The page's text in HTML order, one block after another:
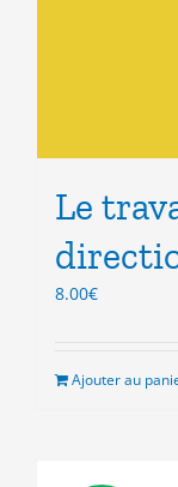
Le
8.00€
Ajouter au